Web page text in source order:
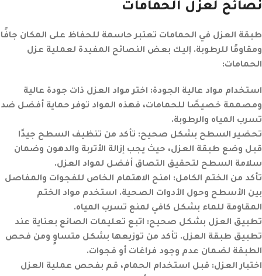
نصائح لعزل الحمامات
طبقة العزل في الحمامات تعتبر حاسمة للحفاظ على المكان جافًا
ومقاومًا للرطوبة. إليك بعض النصائح المفيدة لعملية عزل
الحمامات:
استخدام مواد عالية الجودة: اختر مواد العزل ذات جودة عالية
ومصممة خصيصًا للحمامات، فهذه المواد توفر حماية أفضل ضد
تسرب المياه والرطوبة.
تحضير السطح بشكل صحيح: تأكد من تنظيف السطح جيدًا
قبل وضع طبقة العزل، حيث يجب إزالة الأتربة والدهون وضمان
سلامة السطح لتحقيق التصاق أفضل لمواد العزل.
تأكد من الختم الكامل: امنح الاهتمام الخاص للفجوات والمفاصل
بين الأسطح وحول الأدوات الصحية. استخدم مواد الختم
المقاومة للماء بشكل كافي لمنع تسرب المياه.
تطبيق العزل بشكل صحيح: اتبع تعليمات الصانع بعناية عند
تطبيق طبقة العزل. تأكد من توزيعها بشكل متساوٍ ومن فحص
الطبقة لضمان عدم وجود فراغات أو فجوات.
اختبار العزل: قبل استخدام الحمام، قم بفحص عملية العزل